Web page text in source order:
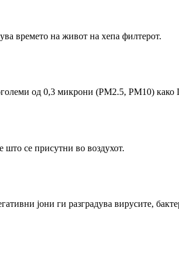
времето на живот на хепа филтерот.
од 0,3 микрони (PM2.5, PM10)
се присутни во воздухот.
јони ги разградува вирусите,